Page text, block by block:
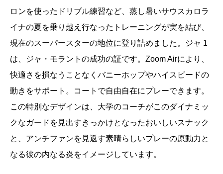
ロンを使ったドリブル練習など、蒸し暑いサウスカロラ
イナの夏を乗り越え行なったトレーニングが実を結び、
現在のスーパースターの地位に登り詰めました。ジャ 1
は、ジャ・モラントの成功の証です。Zoom Airにより、
快適さを損なうことなくバニーホップやハイスピードの
動きをサポート。コートで自由自在にプレーできます。
この特別なデザインは、大学のコーチがこのダイナミッ
クなガードを見出すきっかけとなったおいしいスナック
と、アンチファンを見返す素晴らしいプレーの原動力と
なる彼の内なる炎をイメージしています。